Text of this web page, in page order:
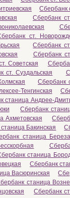
Сбербанк
Сбербанк
ст.
Сбербанк
Сбербанк
Советская
ст. Суздальская
Сбербанк
Тенгинская
станица Андрее-
Сбербанк
Ахметовская
Бакинская
станица
станица
Сбербанк
Васюринская
станица
Сбербанк